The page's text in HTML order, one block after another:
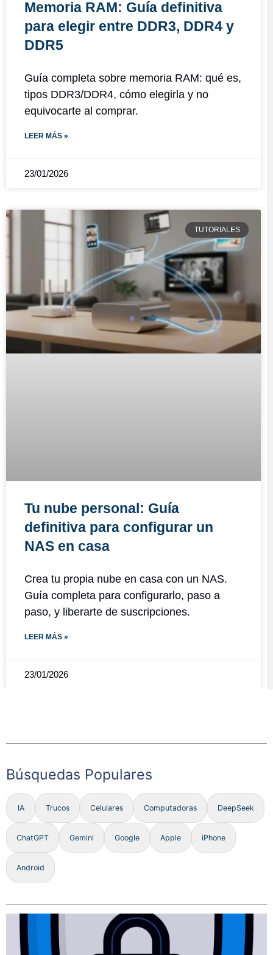
Memoria RAM: Guía definitiva
para elegir entre DDR3, DDR4 y
DDR5
Guía completa sobre memoria RAM: qué es,
tipos DDR3/DDR4, cómo elegirla y no
equivocarte al comprar.
LEER MÁS »
23/01/2026
TUTORIALES
Tu nube personal: Guía
definitiva para configurar un
NAS en casa
Crea tu propia nube en casa con un NAS.
Guía completa para configurarlo, paso a
paso, y liberarte de suscripciones.
LEER MÁS »
23/01/2026
Búsquedas Populares
IA Trucos Celulares Computadoras DeepSeek
ChatGPT Gemini Google Apple iPhone
Android